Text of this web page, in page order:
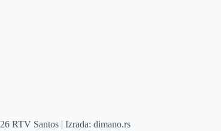
RTV Santos | Izrada:dimano.rs